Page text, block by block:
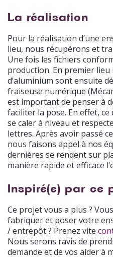
La réalisation
Pour la réalisation d’une
lieu, nous récupérons et
Une fois les fichiers
production. En premier lieu
d’aluminium sont ensuite
fraiseuse numérique
est important de penser à
faciliter la pose. En effet,
se caler à niveau et
lettres. Après avoir passé
nous faisons appel à nos
dernières se rendent sur
manière rapide et efficace
Inspiré(e) par ce
Ce projet vous a plus ?
fabriquer et poser votre
/ entrepôt ? Prenez vite
Nous serons ravis de
demande et de vos aider à